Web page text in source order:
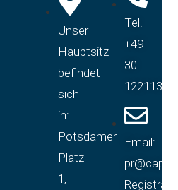
Unser
Hauptsitz
befindet
sich
in:
Potsdamer
Platz
1,
Tel.
+49
30
12211394
Email: